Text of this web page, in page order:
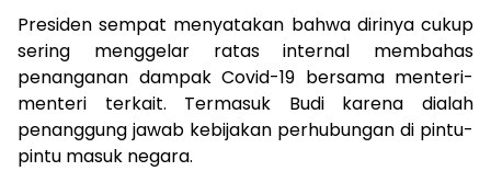
Presiden sempat menyatakan bahwa dirinya cukup
sering menggelar ratas internal membahas
penanganan dampak Covid-19 bersama menteri-
menteri terkait. Termasuk Budi karena dialah
penanggung jawab kebijakan perhubungan di pintu-
pintu masuk negara.